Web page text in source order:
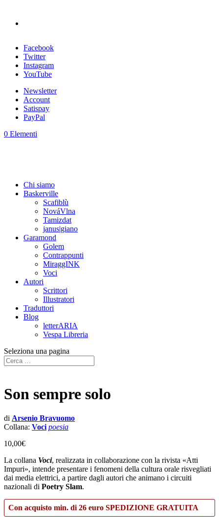
Facebook
Twitter
Instagram
YouTube
Newsletter
Account
Satispay
PayPal
0 Elementi
Chi siamo
Baskerville
Scafiblù
NováVlna
Tamizdat
janus|giano
Garamond
Golem
Contrappunti
MiraggINK
Voci
Autori
Scrittori
Illustratori
Traduttori
Blog
letterARIA
Vespa Libreria
Seleziona una pagina
Son sempre solo
di Arsenio Bravuomo
Collana: Voci poesia
10,00€
La collana Voci, realizzata in collaborazione con la rivista «Atti
Impuri», intende presentare i fenomeni della cultura orale risvegliati
dai media elettrici, a partire dagli autori che animano i circuiti
nazionali di Poetry Slam.
Con acquisto min. di 26 euro SPEDIZIONE GRATUITA